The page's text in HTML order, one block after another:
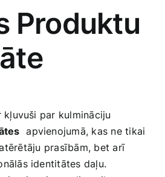
Produktu
par kulmināciju
⁤ apvienojumā, kas ne tikai
prasībām, bet arī
identitātes daļu.